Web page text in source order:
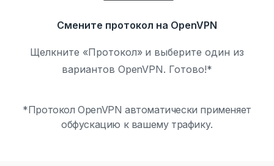
Смените протокол на OpenVPN
Щелкните «Протокол» и выберите один из
вариантов OpenVPN. Готово!*
*Протокол OpenVPN автоматически применяет
обфускацию к вашему трафику.